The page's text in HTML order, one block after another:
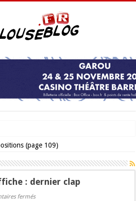
2026 : l’événement incontournable de
(page 109)
: dernier clap
ferméssur